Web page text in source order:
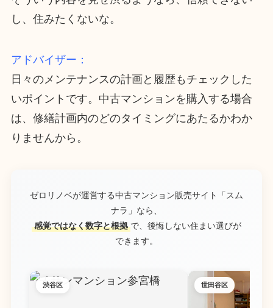
し、住みたくないな。
アドバイザー：
日々のメンテナンスの計画と履歴もチェックした
いポイントです。中古マンションを購入する場合
は、修繕計画内のどのタイミングにあたるかわか
りませんから。
ゼロリノベが運営する中古マンション販売サイト「スム
ナラ」なら、
感覚ではなく数字と根拠 で、後悔しない住まい選びが
できます。
渋谷区 世田谷区